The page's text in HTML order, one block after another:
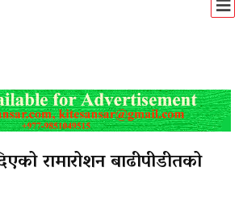
रामारोशन बाढीपीडीतको